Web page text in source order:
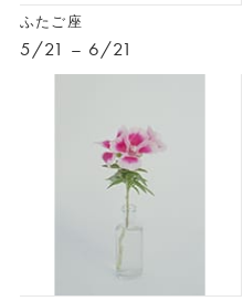
ふたご座
5/21 – 6/21